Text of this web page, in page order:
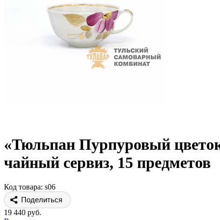
«Тюльпан Пурпуровый
чайный сервиз, 15 предметов
Код товара: s06
Поделиться
19 440 руб.